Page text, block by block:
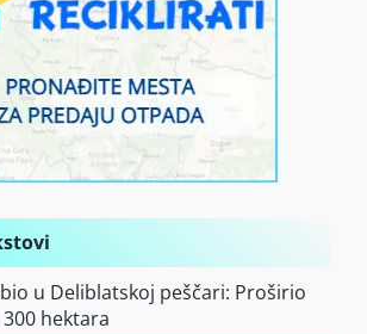
u Deliblatskoj peščari: Proširio
hektara